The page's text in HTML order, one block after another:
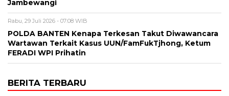
Jambewangi
Rabu, 29 Juli 2026 - 07:08 WIB
POLDA BANTEN Kenapa Terkesan Takut Diwawancara
Wartawan Terkait Kasus UUN/FamFukTjhong, Ketum
FERADI WPI Prihatin
BERITA TERBARU